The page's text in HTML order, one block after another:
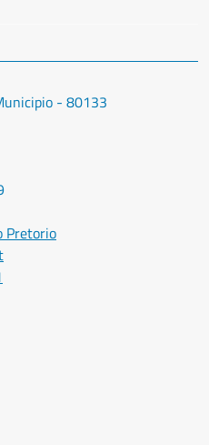
- 80133
Pretorio